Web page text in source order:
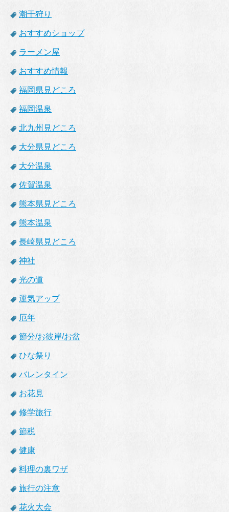
潮干狩り
おすすめショップ
ラーメン屋
おすすめ情報
福岡県見どころ
福岡温泉
北九州見どころ
大分県見どころ
大分温泉
佐賀温泉
熊本県見どころ
熊本温泉
長崎県見どころ
神社
光の道
運気アップ
厄年
節分/お彼岸/お盆
ひな祭り
バレンタイン
お花見
修学旅行
節税
健康
料理の裏ワザ
旅行の注意
花火大会